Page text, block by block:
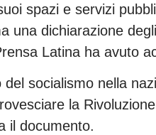
spazi e servizi
una dichiarazione
Latina ha avuto
socialismo nella
la
il documento.